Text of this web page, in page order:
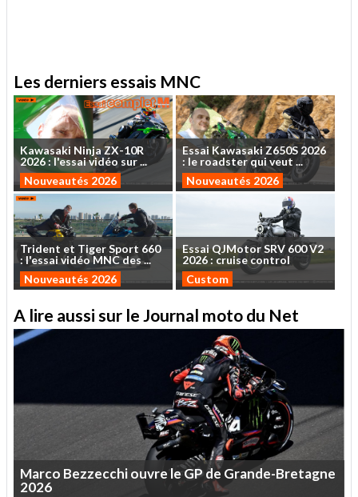
Les derniers essais MNC
Kawasaki NinjaZX-10R
2026: l'essaividéo sur...
Nouveautés 2026
Essai Kawasaki Z650S 2026
: le roadsterquiveut ...
Nouveautés 2026
Trident et TigerSport 660
: l'essaividéo MNCdes...
Nouveautés 2026
EssaiQJMotorSRV 600V2
2026 : cruise control
Custom
A lire aussi sur le Journal moto du Net
Marco Bezzecchiouvre leGPde Grande-Bretagne
2026